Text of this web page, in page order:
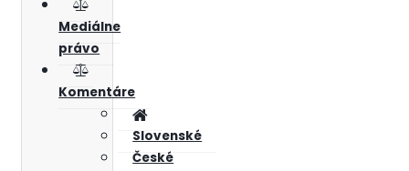
Mediálne
právo
Komentáre
Slovenské
České